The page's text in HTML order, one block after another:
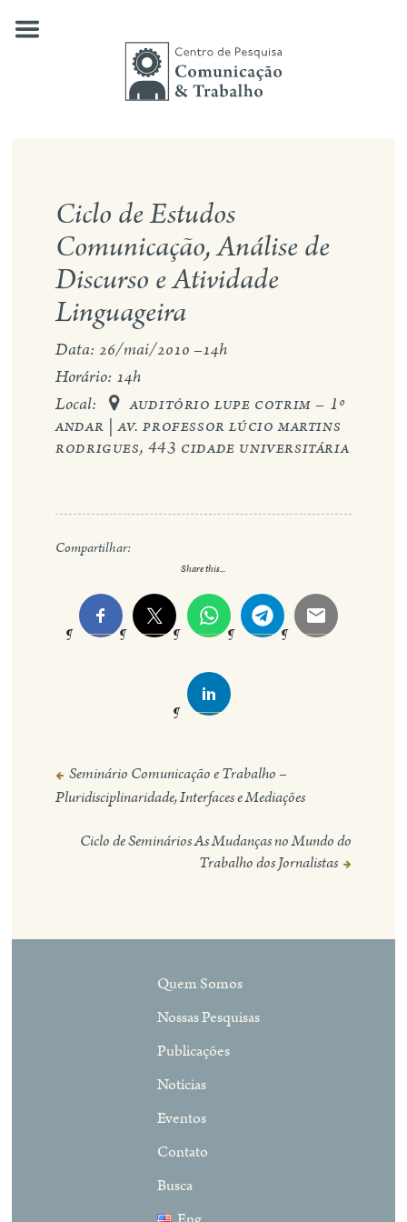
nossas pesquisas
publicações
notícias
eventos
contato
busca
eng
Ciclo de Estudos
Comunicação, Análise de
Discurso e Atividade
Linguageira
Data: 26/mai/2010 –14h
Horário: 14h
Local:

auditório lupe cotrim – 1º
andar | av. professor lúcio martins
rodrigues, 443 cidade universitária
Compartilhar:
Share this...
Navegação
Post
Seminário Comunicação e Trabalho –
Pluridisciplinaridade, Interfaces e Mediações
Ciclo de Seminários As Mudanças no Mundo do
Trabalho dos Jornalistas
Quem Somos
Nossas Pesquisas
Publicações
Notícias
Eventos
Contato
Busca